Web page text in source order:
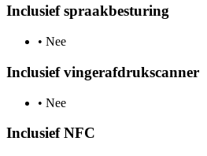
Inclusief spraakbesturing
• Nee
Inclusief vingerafdrukscanner
• Nee
Inclusief NFC